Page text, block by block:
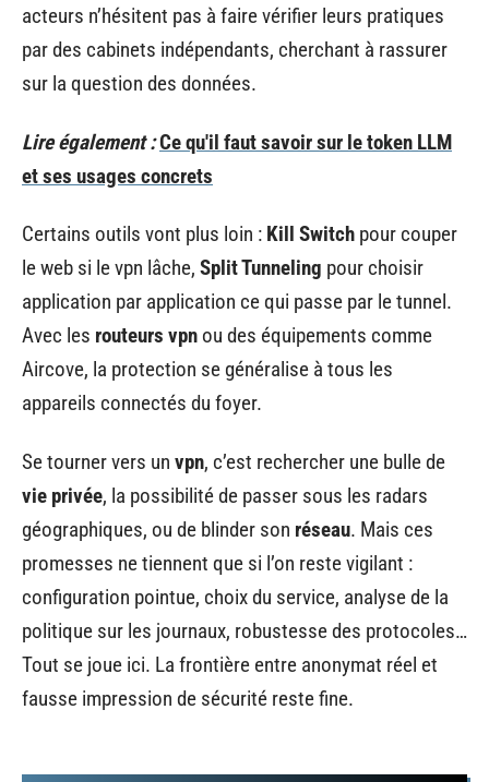
acteurs n’hésitent pas à faire vérifier leurs pratiques
par des cabinets indépendants, cherchant à rassurer
sur la question des données.
Lire également :Ce qu'il faut savoir sur le token LLM
et ses usages concrets
Certains outils vont plus loin : Kill Switch pour couper
le web si le vpn lâche, Split Tunneling pour choisir
application par application ce qui passe par le tunnel.
Avec les routeurs vpn ou des équipements comme
Aircove, la protection se généralise à tous les
appareils connectés du foyer.
Se tourner vers un vpn, c’est rechercher une bulle de
vie privée, la possibilité de passer sous les radars
géographiques, ou de blinder son réseau. Mais ces
promesses ne tiennent que si l’on reste vigilant :
configuration pointue, choix du service, analyse de la
politique sur les journaux, robustesse des protocoles…
Tout se joue ici. La frontière entre anonymat réel et
fausse impression de sécurité reste fine.